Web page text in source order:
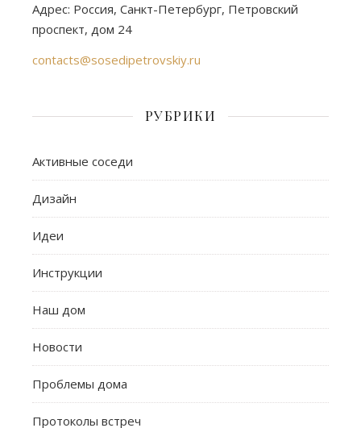
Адрес: Россия, Санкт-Петербург, Петровский
проспект, дом 24
contacts@sosedipetrovskiy.ru
РУБРИКИ
Активные соседи
Дизайн
Идеи
Инструкции
Наш дом
Новости
Проблемы дома
Протоколы встреч